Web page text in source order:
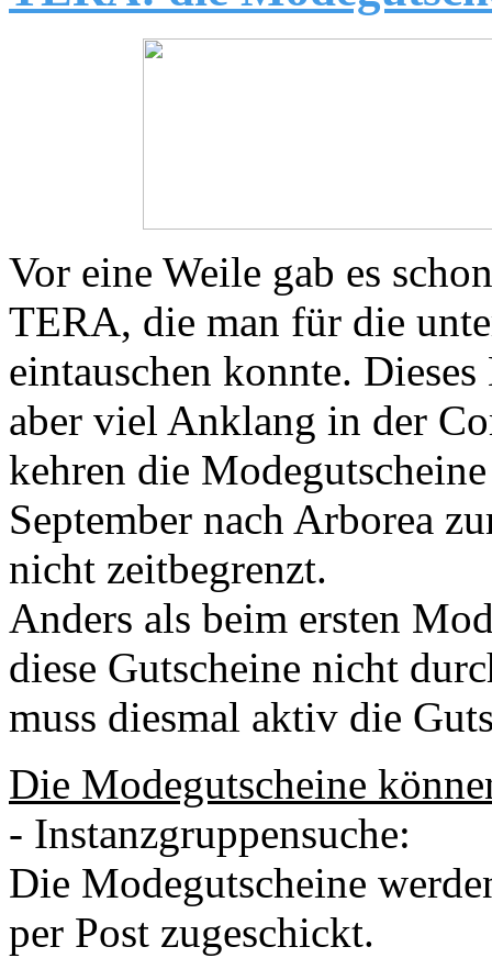
Vor eine Weile gab es
TERA, die man für die
eintauschen konnte.
aber viel Anklang in der
kehren die
September nach Arborea
nicht zeitbegrenzt.
Anders als beim ersten
diese Gutscheine nicht
muss diesmal aktiv die
Die Modegutscheine
- Instanzgruppensuche:
Die Modegutscheine
per Post zugeschickt.